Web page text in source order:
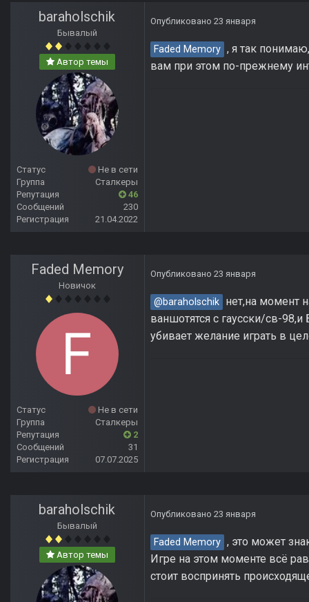
baraholschik
Бывалый
Автор темы
Статус
Не в сети
Группа
Сталкеры
Репутация
46
Сообщений
230
Регистрация
21.04.2022
Опубликовано 23 января
Faded Memory , я так
вам при этом по-прежнему
Faded Memory
Новичок
Статус
Не в сети
Группа
Сталкеры
Репутация
2
Сообщений
31
Регистрация
07.07.2025
Опубликовано 23 января
@baraholschik нет,на момент
ваншотятся с гаусски/св-
убивает желание играть в
baraholschik
Бывалый
Автор темы
Опубликовано 23 января
Faded Memory , это может
Игре на этом моменте всё
стоит воспринять